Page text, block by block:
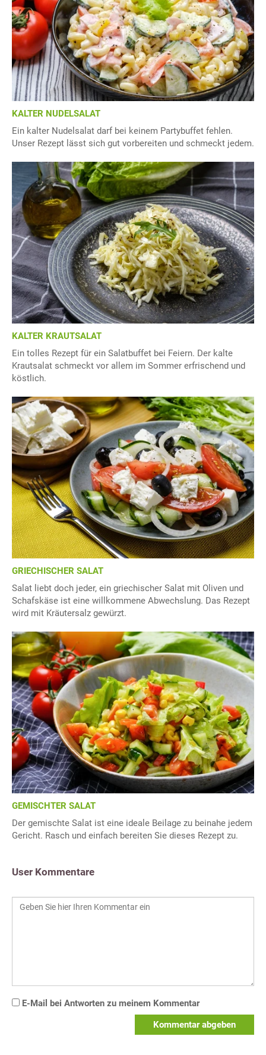
KALTER NUDELSALAT
Ein kalter Nudelsalat darf bei keinem Partybuffet fehlen.
Unser Rezept lässt sich gut vorbereiten und schmeckt jedem.
KALTER KRAUTSALAT
Ein tolles Rezept für ein Salatbuffet bei Feiern. Der kalte
Krautsalat schmeckt vor allem im Sommer erfrischend und
köstlich.
GRIECHISCHER SALAT
Salat liebt doch jeder, ein griechischer Salat mit Oliven und
Schafskäse ist eine willkommene Abwechslung. Das Rezept
wird mit Kräutersalz gewürzt.
GEMISCHTER SALAT
Der gemischte Salat ist eine ideale Beilage zu beinahe jedem
Gericht. Rasch und einfach bereiten Sie dieses Rezept zu.
User Kommentare
E-Mail bei Antworten zu meinem Kommentar
Kommentar abgeben